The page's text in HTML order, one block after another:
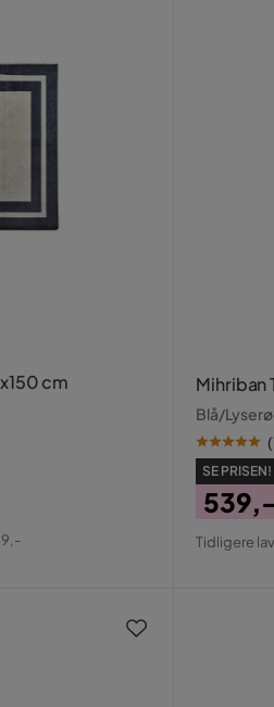
cm
Blå/
(
SE PRISEN!
Pris
539,-
Tidligere